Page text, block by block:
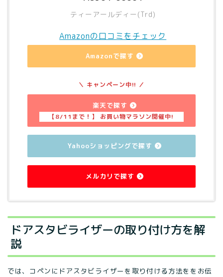
ティーアールディー(Trd)
Amazonの口コミをチェック
Amazonで探す
楽天で探す
Yahooショッピングで探す
メルカリで探す
ドアスタビライザーの取り付け方を解
説
では、コペンにドアスタビライザーを取り付ける方法ををお伝